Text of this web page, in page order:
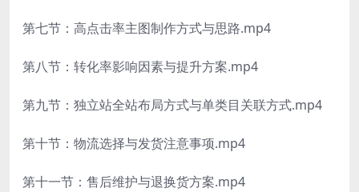
第七节：高点击率主图制作方式与思路.mp4
第八节：转化率影响因素与提升方案.mp4
第九节：独立站全站布局方式与单类目关联方式.mp4
第十节：物流选择与发货注意事项.mp4
第十一节：售后维护与退换货方案.mp4